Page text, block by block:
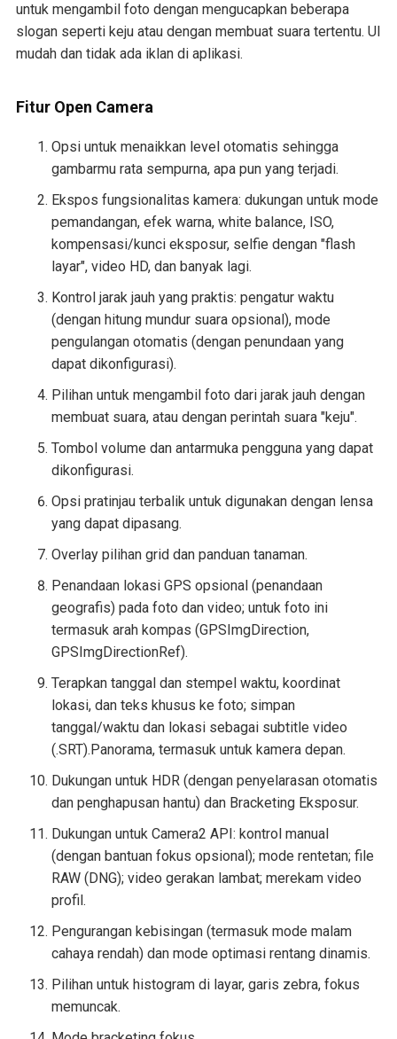
untuk mengambil foto dengan mengucapkan beberapa
slogan seperti keju atau dengan membuat suara tertentu. UI
mudah dan tidak ada iklan di aplikasi.
Fitur Open Camera
Opsi untuk menaikkan level otomatis sehingga
gambarmu rata sempurna, apa pun yang terjadi.
Ekspos fungsionalitas kamera: dukungan untuk mode
pemandangan, efek warna, white balance, ISO,
kompensasi/kunci eksposur, selfie dengan "flash
layar", video HD, dan banyak lagi.
Kontrol jarak jauh yang praktis: pengatur waktu
(dengan hitung mundur suara opsional), mode
pengulangan otomatis (dengan penundaan yang
dapat dikonfigurasi).
Pilihan untuk mengambil foto dari jarak jauh dengan
membuat suara, atau dengan perintah suara "keju".
Tombol volume dan antarmuka pengguna yang dapat
dikonfigurasi.
Opsi pratinjau terbalik untuk digunakan dengan lensa
yang dapat dipasang.
Overlay pilihan grid dan panduan tanaman.
Penandaan lokasi GPS opsional (penandaan
geografis) pada foto dan video; untuk foto ini
termasuk arah kompas (GPSImgDirection,
GPSImgDirectionRef).
Terapkan tanggal dan stempel waktu, koordinat
lokasi, dan teks khusus ke foto; simpan
tanggal/waktu dan lokasi sebagai subtitle video
(.SRT).Panorama, termasuk untuk kamera depan.
Dukungan untuk HDR (dengan penyelarasan otomatis
dan penghapusan hantu) dan Bracketing Eksposur.
Dukungan untuk Camera2 API: kontrol manual
(dengan bantuan fokus opsional); mode rentetan; file
RAW (DNG); video gerakan lambat; merekam video
profil.
Pengurangan kebisingan (termasuk mode malam
cahaya rendah) dan mode optimasi rentang dinamis.
Pilihan untuk histogram di layar, garis zebra, fokus
memuncak.